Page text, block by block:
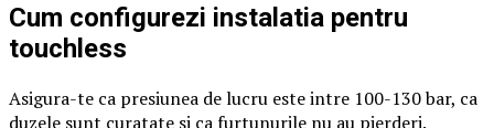
Cum configurezi instalatia pentru
touchless
Asigura-te ca presiunea de lucru este intre 100-130 bar, ca
duzele sunt curatate si ca furtunurile nu au pierderi.